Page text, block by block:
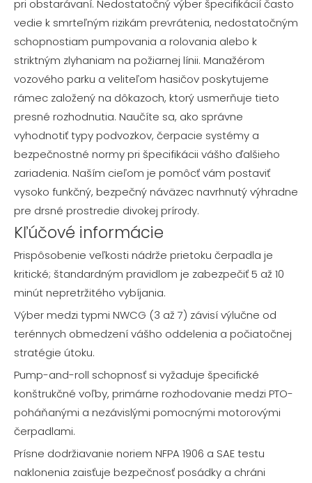
pri obstarávaní. Nedostatočný výber špecifikácií často
vedie k smrteľným rizikám prevrátenia, nedostatočným
schopnostiam pumpovania a rolovania alebo k
striktným zlyhaniam na požiarnej línii. Manažérom
vozového parku a veliteľom hasičov poskytujeme
rámec založený na dôkazoch, ktorý usmerňuje tieto
presné rozhodnutia. Naučíte sa, ako správne
vyhodnotiť typy podvozkov, čerpacie systémy a
bezpečnostné normy pri špecifikácii vášho ďalšieho
zariadenia. Naším cieľom je pomôcť vám postaviť
vysoko funkčný, bezpečný náväzec navrhnutý výhradne
pre drsné prostredie divokej prírody.
Kľúčové informácie
Prispôsobenie veľkosti nádrže prietoku čerpadla je
kritické; štandardným pravidlom je zabezpečiť 5 až 10
minút nepretržitého vybíjania.
Výber medzi typmi NWCG (3 až 7) závisí výlučne od
terénnych obmedzení vášho oddelenia a počiatočnej
stratégie útoku.
Pump-and-roll schopnosť si vyžaduje špecifické
konštrukčné voľby, primárne rozhodovanie medzi PTO-
poháňanými a nezávislými pomocnými motorovými
čerpadlami.
Prísne dodržiavanie noriem NFPA 1906 a SAE testu
naklonenia zaisťuje bezpečnosť posádky a chráni